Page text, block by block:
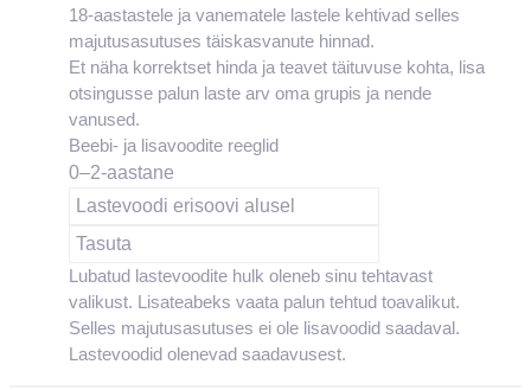
18-aastastele ja vanematele lastele kehtivad selles
majutusasutuses täiskasvanute hinnad.
Et näha korrektset hinda ja teavet täituvuse kohta, lisa
otsingusse palun laste arv oma grupis ja nende
vanused.
Beebi- ja lisavoodite reeglid
0–2-aastane
Lastevoodi erisoovi alusel
Tasuta
Lubatud lastevoodite hulk oleneb sinu tehtavast
valikust. Lisateabeks vaata palun tehtud toavalikut.
Selles majutusasutuses ei ole lisavoodid saadaval.
Lastevoodid olenevad saadavusest.